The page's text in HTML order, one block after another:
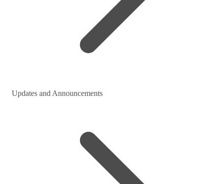
Updates and Announcements